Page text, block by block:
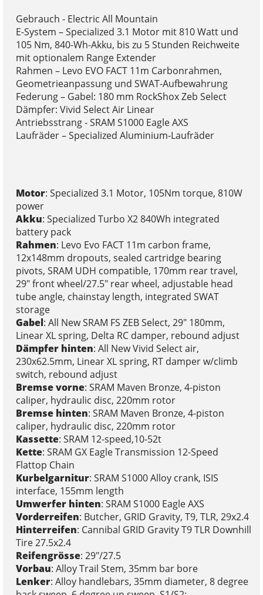
Gebrauch - Electric All Mountain
E-System – Specialized 3.1 Motor mit 810 Watt und
105 Nm, 840-Wh-Akku, bis zu 5 Stunden Reichweite
mit optionalem Range Extender
Rahmen – Levo EVO FACT 11m Carbonrahmen,
Geometrieanpassung und SWAT-Aufbewahrung
Federung – Gabel: 180 mm RockShox Zeb Select
Dämpfer: Vivid Select Air Linear
Antriebsstrang - SRAM S1000 Eagle AXS
Laufräder – Specialized Aluminium-Laufräder
Motor: Specialized 3.1 Motor, 105Nm torque, 810W
power
Akku: Specialized Turbo X2 840Wh integrated
battery pack
Rahmen: Levo Evo FACT 11m carbon frame,
12x148mm dropouts, sealed cartridge bearing
pivots, SRAM UDH compatible, 170mm rear travel,
29" front wheel/27.5" rear wheel, adjustable head
tube angle, chainstay length, integrated SWAT
storage
Gabel: All New SRAM FS ZEB Select, 29" 180mm,
Linear XL spring, Delta RC damper, rebound adjust
Dämpfer hinten: All New Vivid Select air,
230x62.5mm, Linear XL spring, RT damper w/climb
switch, rebound adjust
Bremse vorne: SRAM Maven Bronze, 4-piston
caliper, hydraulic disc, 220mm rotor
Bremse hinten: SRAM Maven Bronze, 4-piston
caliper, hydraulic disc, 220mm rotor
Kassette: SRAM 12-speed,10-52t
Kette: SRAM GX Eagle Transmission 12-Speed
Flattop Chain
Kurbelgarnitur: SRAM S1000 Alloy crank, ISIS
interface, 155mm length
Umwerfer hinten: SRAM S1000 Eagle AXS
Vorderreifen: Butcher, GRID Gravity, T9, TLR, 29x2.4
Hinterreifen: Cannibal GRID Gravity T9 TLR Downhill
Tire 27.5x2.4
Reifengrösse: 29"/27.5
Vorbau: Alloy Trail Stem, 35mm bar bore
Lenker: Alloy handlebars, 35mm diameter, 8 degree